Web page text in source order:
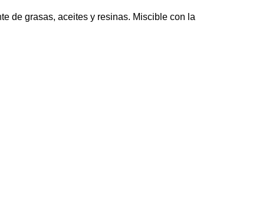
de grasas, aceites y resinas. Miscible con la